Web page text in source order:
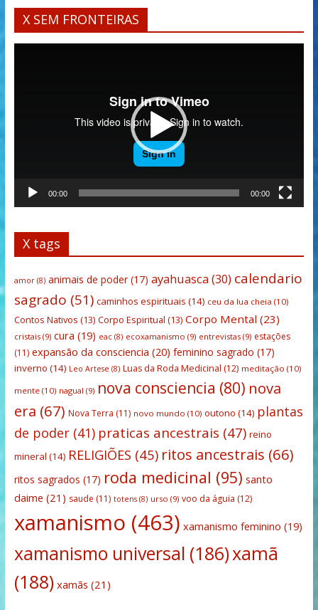
X SEM FRONTEIRAS
00:00 00:00
X tags
amor(8) animais de poder(17) ayahuasca(30) calendario
sagrado (51) caminhos espirituais (14) ceu da lua cheia (10)
Contos Nativos (13) Corpo Espiritual (13) Corpo Mental (23)
cristais(9) cura (19) eac(8) ecoxamanismo (9) entrevistas(9) estações
(11) expansão da consciencia (20) feminino sagrado (17)
inverno (14) Leo Artese (8) Luas da Roda Medicinal (12) meditação (10)
mente(10) nagual (9) nova consciencia (80) nova
era (67) Nova Terra (11) novo mundo (10) outono (14) plantas
de poder(41) praticas ancestrais (47) reino
mineral (14) RELIGIÕES (45) ritos ancestrais (66)
ritos sagrados (17) roda medicinal (95) santo
daime (21) saude (11) totens(8) urso (9) voo da águia (12)
xamanismo (463) xamanismo feminino (19)
xamanismo universal (186)xamã
(188) xamãs (21)